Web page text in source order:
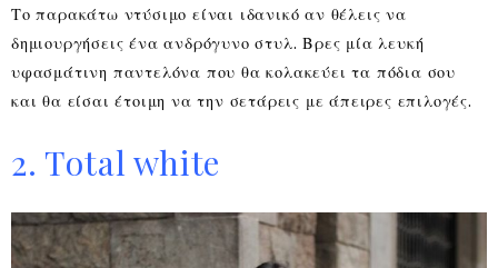
Το παρακάτω ντύσιμο είναι ιδανικό αν θέλεις να
δημιουργήσεις ένα ανδρόγυνο στυλ. Βρες μία λευκή
υφασμάτινη παντελόνα που θα κολακεύει τα πόδια σου
και θα είσαι έτοιμη να την σετάρεις με άπειρες επιλογές.
2. Total white